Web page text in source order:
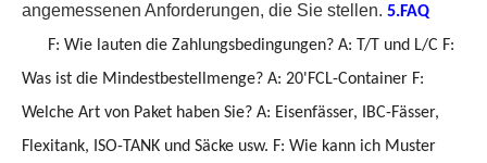
angemessenen Anforderungen, die Sie stellen. 5.FAQ
F: Wie lauten die Zahlungsbedingungen? A: T/T und L/C F:
Was ist die Mindestbestellmenge? A: 20'FCL-Container F:
Welche Art von Paket haben Sie? A: Eisenfässer, IBC-Fässer,
Flexitank, ISO-TANK und Säcke usw. F: Wie kann ich Muster